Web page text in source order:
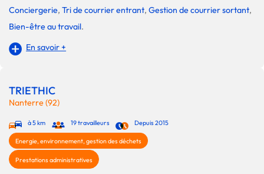
Conciergerie, Tri de courrier entrant, Gestion de courrier sortant,
Bien-être au travail.
En savoir +
TRIETHIC
Nanterre (92)
à 5 km 19 travailleurs Depuis 2015
Energie, environnement, gestion des déchets
Prestations administratives